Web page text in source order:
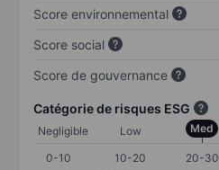
Score environnemental
Score social
Score de gouvernance
Catégorie de risques ESG
Negligible Low Med
0-10
10-20 20-30